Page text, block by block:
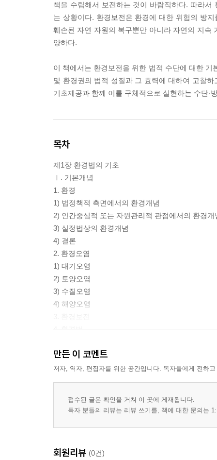
책을 수립해서 보전하는 것이 바람직하다. 따라
는 상황이다. 환경보전은 환경에 대한 위험의 방
훼손된 자연 자원의 복구뿐만 아니라 자연의 지속
양하다.
이 책에서는 환경보전을 위한 법적 수단에 대한
및 환경권의 법적 성질과 그 효력에 대하여 고찰
기초제공과 함께 이를 구체적으로 실현하는 수단·
목차
제1장 환경법의 기초
Ⅰ. 기본개념
1. 환경
1) 법정책적 측면에서의 환경개념
2) 인간중심적 또는 자원관리적 관점에서의 환경개
3) 실정법상의 환경개념
4) 결론
2. 환경오염
1) 대기오염
2) 토양오엽
3) 수질오염
4) 해양오염
4. 환경법
Ⅱ. 환경권의 헌법적 확립
1. 환경권의 헌법상 보장
1) 환경침해로부터 보호
3)소결
제2장 환경행정의 기본원칙
만든 이 코멘트
저자, 역자, 편집자를 위한 공간입니다. 독자들에게 전하
접수된 글은 확인을 거쳐 이 곳에 게재됩니다.
독자 분들의 리뷰는 리뷰 쓰기를, 책에 대한 문의는
회원리뷰 (0건)